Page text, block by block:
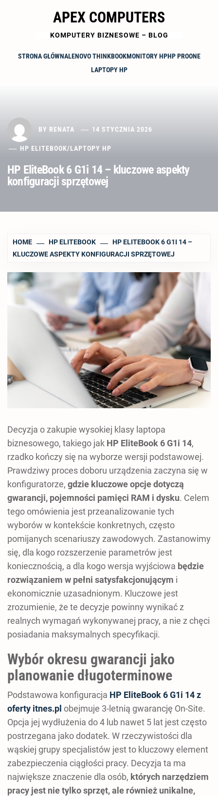
APEX COMPUTERS
KOMPUTERY BIZNESOWE – BLOG
STRONA GŁÓWNALENOVO THINKBOOKMONITORY HPHP PROONE
LAPTOPY HP
BY RENATA 14 STYCZNIA 2026
HP ELITEBOOK/LAPTOPY HP
HP EliteBook 6 G1i 14 – kluczowe aspekty
konfiguracji sprzętowej
HOME HP ELITEBOOK
HP ELITEBOOK 6 G1I 14 –
KLUCZOWE ASPEKTY KONFIGURACJI SPRZĘTOWEJ
Decyzja o zakupie wysokiej klasy laptopa
biznesowego, takiego jak HP EliteBook 6 G1i 14,
rzadko kończy się na wyborze wersji podstawowej.
Prawdziwy proces doboru urządzenia zaczyna się w
konfiguratorze, gdzie kluczowe opcje dotyczą
gwarancji, pojemności pamięci RAM i dysku. Celem
tego omówienia jest przeanalizowanie tych
wyborów w kontekście konkretnych, często
pomijanych scenariuszy zawodowych. Zastanowimy
się, dla kogo rozszerzenie parametrów jest
koniecznością, a dla kogo wersja wyjściowa będzie
rozwiązaniem w pełni satysfakcjonującym i
ekonomicznie uzasadnionym. Kluczowe jest
zrozumienie, że te decyzje powinny wynikać z
realnych wymagań wykonywanej pracy, a nie z chęci
posiadania maksymalnych specyfikacji.
Wybór okresu gwarancji jako
planowanie długoterminowe
Podstawowa konfiguracja HP EliteBook 6 G1i 14 z
oferty itnes.pl obejmuje 3-letnią gwarancję On-Site.
Opcja jej wydłużenia do 4 lub nawet 5 lat jest często
postrzegana jako dodatek. W rzeczywistości dla
wąskiej grupy specjalistów jest to kluczowy element
zabezpieczenia ciągłości pracy. Decyzja ta ma
największe znaczenie dla osób, których narzędziem
pracy jest nie tylko sprzęt, ale również unikalne,